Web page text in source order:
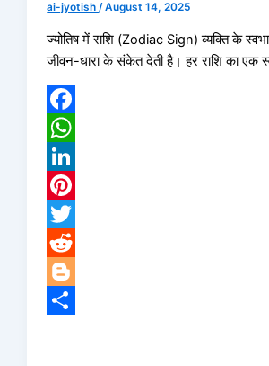
ai-jyotish/August 14, 2025
ज्योतिष में राशि (Zodiac Sign) व्यक्ति के
जीवन-धारा के संकेत देती है। हर राशि का एक
Facebook
WhatsApp
LinkedIn
Pinterest
Twitter
Reddit
Blogger